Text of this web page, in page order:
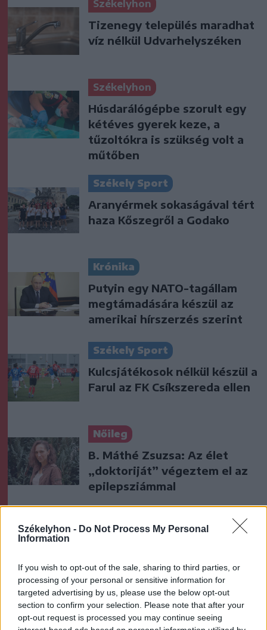
Székelyhon - Do Not Process My Personal
Information
If you wish to opt-out of the sale, sharing to third parties, or
processing of your personal or sensitive information for
targeted advertising by us, please use the below opt-out
section to confirm your selection. Please note that after your
opt-out request is processed you may continue seeing
Székelyhon
Tizenegy település maradhat
víz nélkül Udvarhelyszéken
Székelyhon
Húsdarálógépbe szorult egy
kétéves gyerek keze, a
tűzoltókra is szükség volt a
műtőben
Székely Sport
Aranyérmek sokaságával tért
haza Kőszegről a Godako
Krónika
Putyin egy NATO-tagállam
megtámadására készül az
amerikai hírszerzés szerint
Székely Sport
Kulcsjátékosok nélkül készül a
Farul az FK Csíkszereda ellen
Nőileg
B. Máthé Zsuzsa: Az élet
„doktoriját” végeztem el az
epilepsziámmal
A rovat további cikkei